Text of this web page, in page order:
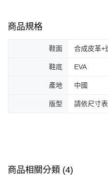
商品規格
鞋面 合成皮革+
鞋底 EVA
產地 中國
版型 請依尺寸
商品相關分類 (4)